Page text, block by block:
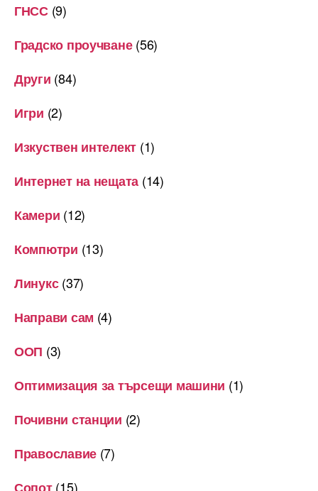
ГНСС(9)
Градско проучване(56)
Други (84)
Игри (2)
Изкуствен интелект (1)
Интернет на нещата (14)
Камери (12)
Компютри (13)
Линукс(37)
Направи сам (4)
ООП (3)
Оптимизация за търсещи машини (1)
Почивни станции (2)
Православие (7)
(15)